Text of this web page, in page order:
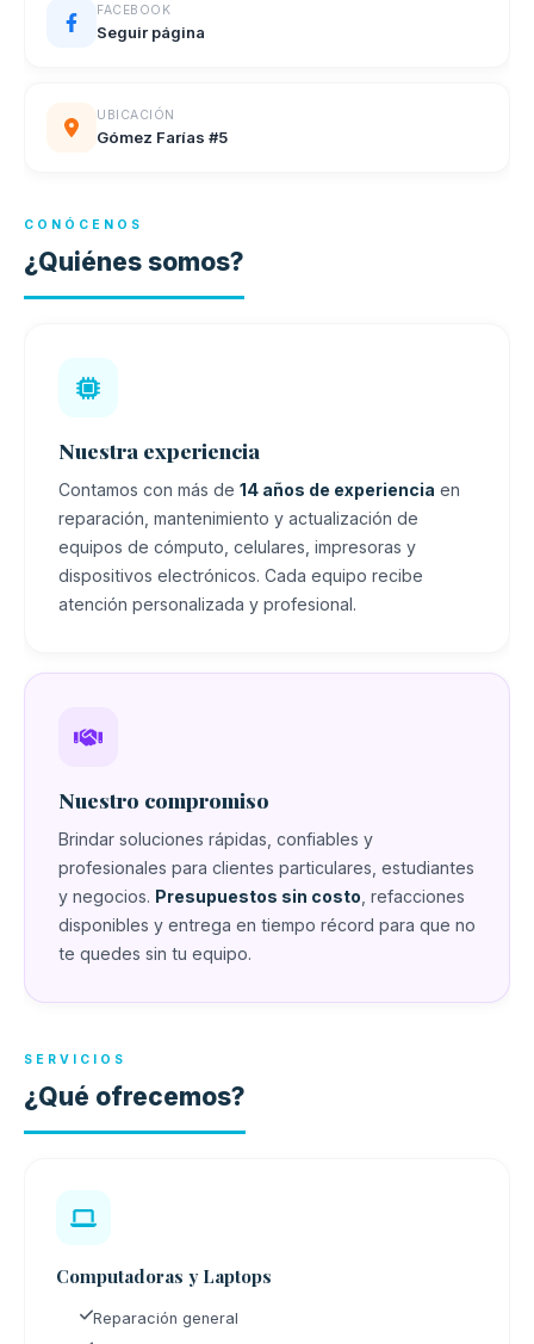
FACEBOOK
Seguir página
UBICACIÓN
Gómez Farías #5
CONÓCENOS
¿Quiénes somos?
Nuestra experiencia
Contamos con más de 14 años de experiencia en
reparación, mantenimiento y actualización de
equipos de cómputo, celulares, impresoras y
dispositivos electrónicos. Cada equipo recibe
atención personalizada y profesional.
Nuestro compromiso
Brindar soluciones rápidas, confiables y
profesionales para clientes particulares, estudiantes
y negocios. Presupuestos sin costo, refacciones
disponibles y entrega en tiempo récord para que no
te quedes sin tu equipo.
SERVICIOS
¿Qué ofrecemos?
Computadoras y Laptops
Reparación general